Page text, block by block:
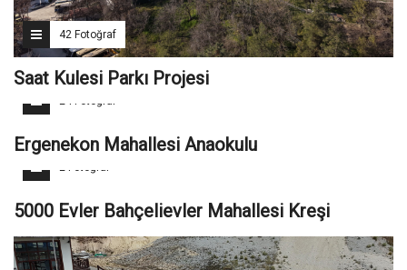
42 Fotoğraf
Saat Kulesi Parkı Projesi
24 Fotoğraf
Ergenekon Mahallesi Anaokulu
2 Fotoğraf
5000 Evler Bahçelievler Mahallesi Kreşi